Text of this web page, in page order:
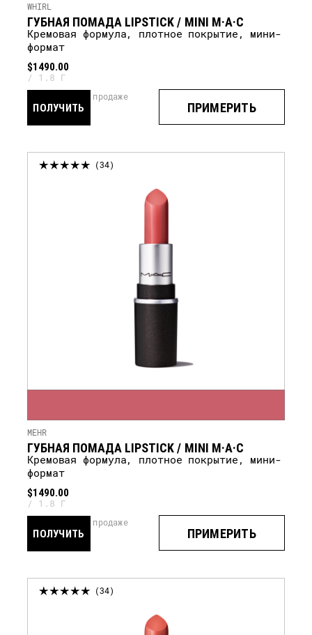
WHIRL
ГУБНАЯ ПОМАДА LIPSTICK / MINI M·A·C
кремовая формула, плотное покрытие, мини-
формат
$1490.00
1.8 Г
ПРИМЕРИТЬ
ПОЛУЧИТЬ
скоро в продаже
34
MEHR
ГУБНАЯ ПОМАДА LIPSTICK / MINI M·A·C
кремовая формула, плотное покрытие, мини-
формат
$1490.00
1.8 Г
ПРИМЕРИТЬ
ПОЛУЧИТЬ
скоро в продаже
34